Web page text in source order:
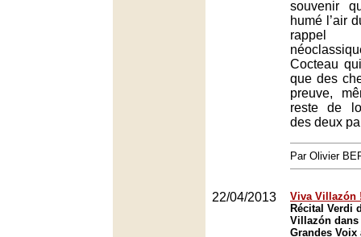
souvenir
humé l’air
rappel
Cocteau
que des
preuve,
reste de
des deux
Par Olivier
22/04/2013
Viva Villazón
Récital Verdi
Villazón dans
Grandes